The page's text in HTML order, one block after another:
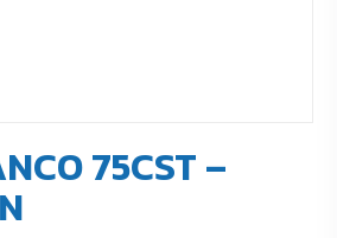
75CST –